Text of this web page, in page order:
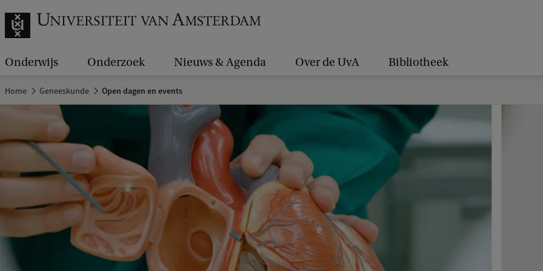
Onderwijs Onderzoek Nieuws & Agenda Over de UvA Bibliotheek
Home Geneeskunde Open dagen en events